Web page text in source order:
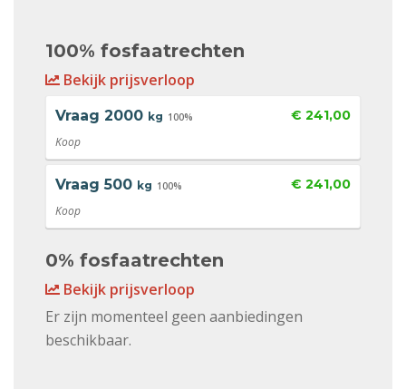
100% fosfaatrechten
Bekijk prijsverloop
Vraag 2000 kg 100% € 241,00
Koop
Vraag 500 kg 100% € 241,00
Koop
0% fosfaatrechten
Bekijk prijsverloop
Er zijn momenteel geen aanbiedingen
beschikbaar.